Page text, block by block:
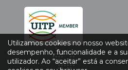
Utilizamos cookies no nosso
desempenho, funcionalidade e a
utilizador. Ao “aceitar” está a